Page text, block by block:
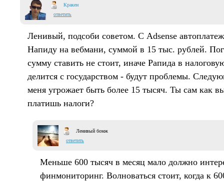
Кракен
ответить
Ленивый, подсоби советом. С Adsense автоплатеж
Hапиду на вебмани, суммой в 15 тыс. рублей.
сумму ставить не стоит, иначе Рапида в
делится с государством - будут проблемы.
меня угрожает быть более 15 тысяч. Ты сам как
платишь налоги?
Ленивый бомж
ответить
Меньше 600 тысяч в месяц мало должно
финмониторинг. Волноваться стоит, когда к